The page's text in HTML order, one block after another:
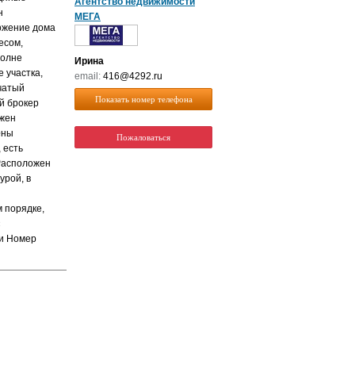
дома
участка,
брокер
в
порядке,
Номер
МЕГА
Ирина
email: 416@4292.ru
Показать номер телефона
Пожаловаться